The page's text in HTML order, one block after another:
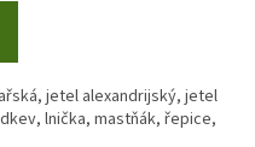
jetel alexandrijský, jetel
lnička, mastňák, řepice,